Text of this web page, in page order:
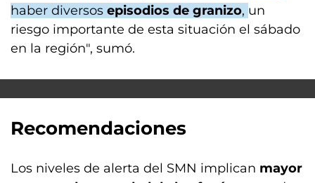
haber diversos episodios de granizo, un
riesgo importante de esta situación el sábado
en la región", sumó.
Recomendaciones
Los niveles de alerta del SMN implican mayor